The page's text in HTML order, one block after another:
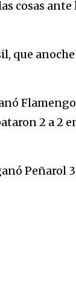
cosas ante
que anoche
2 a 2
Peñarol